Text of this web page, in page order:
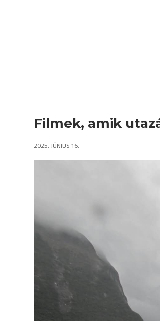
Filmek, amik
2025. JÚNIUS 16.